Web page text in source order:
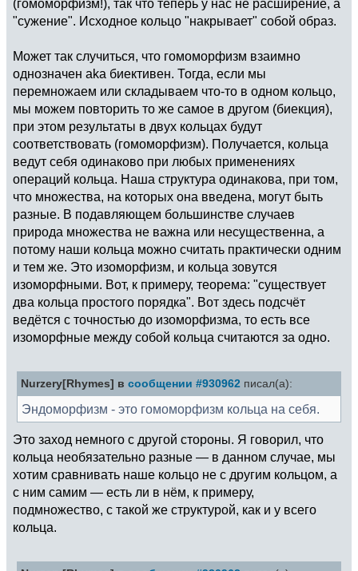
(гомоморфизм!), так что теперь у нас не расширение, а
"сужение". Исходное кольцо "накрывает" собой образ.
Может так случиться, что гомоморфизм взаимно
однозначен aka биективен. Тогда, если мы
перемножаем или складываем что-то в одном кольцо,
мы можем повторить то же самое в другом (биекция),
при этом результаты в двух кольцах будут
соответствовать (гомоморфизм). Получается, кольца
ведут себя одинаково при любых применениях
операций кольца. Наша структура одинакова, при том,
что множества, на которых она введена, могут быть
разные. В подавляющем большинстве случаев
природа множества не важна или несущественна, а
потому наши кольца можно считать практически одним
и тем же. Это изоморфизм, и кольца зовутся
изоморфными. Вот, к примеру, теорема: "существует
два кольца простого порядка". Вот здесь подсчёт
ведётся с точностью до изоморфизма, то есть все
изоморфные между собой кольца считаются за одно.
Nurzery[Rhymes] в сообщении #930962 писал(а):
Эндоморфизм - это гомоморфизм кольца на себя.
Это заход немного с другой стороны. Я говорил, что
кольца необязательно разные — в данном случае, мы
хотим сравнивать наше кольцо не с другим кольцом, а
с ним самим — есть ли в нём, к примеру,
подмножество, с такой же структурой, как и у всего
кольца.